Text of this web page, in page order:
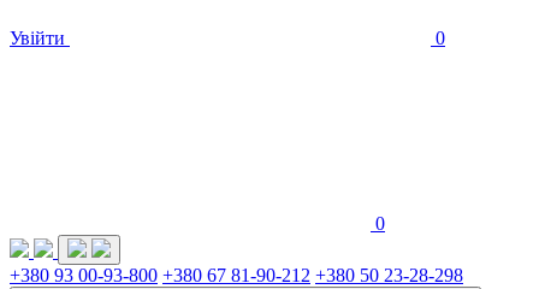
Увійти 0
0
+380 93 00-93-800 +380 67 81-90-212 +380 50 23-28-298